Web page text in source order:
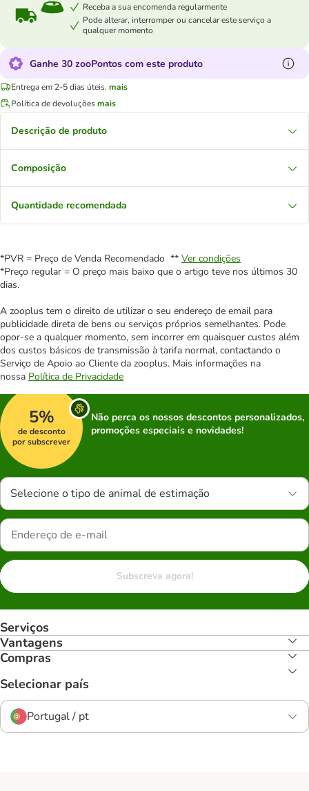
Receba a sua encomenda regularmente
Pode alterar, interromper ou cancelar este serviço a
qualquer momento
Ganhe 30 zooPontos com este produto
Entrega em 2-5 dias úteis. mais
Política de devoluçõesmais
Descrição de produto
Composição
Quantidade recomendada
*PVR = Preço de Venda Recomendado ** Ver condições
*Preço regular = O preço mais baixo que o artigo teve nos últimos 30
dias.
A zooplus tem o direito de utilizar o seu endereço de email para
publicidade direta de bens ou serviços próprios semelhantes. Pode
opor-se a qualquer momento, sem incorrer em quaisquer custos além
dos custos básicos de transmissão à tarifa normal, contactando o
Serviço de Apoio ao Cliente da zooplus. Mais informações na
nossa Política de Privacidade
5%
de desconto
por subscrever
Não perca os nossos descontos personalizados,
promoções especiais e novidades!
Selecione o tipo de animal de estimação
Subscreva agora!
Serviços
Vantagens
Compras
Selecionar país
Portugal / pt